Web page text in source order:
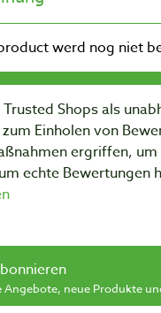
Shops als
Einholen von
ergriffen,
echte Bewertungen
Angebote, neue Produkte